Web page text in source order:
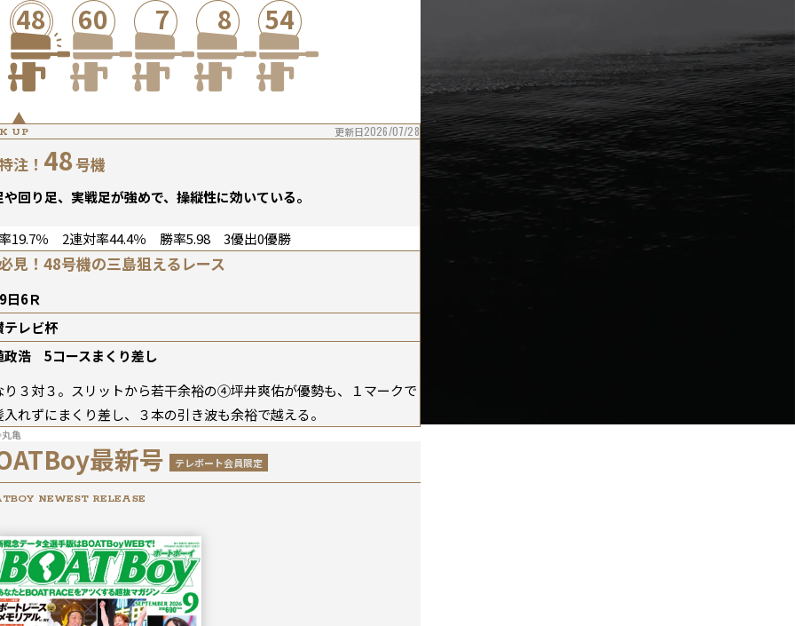
48 60 7 8 54
UP 更新日2026/07/28
注！ 48号機
や回り足、実戦足が強めで、操縦性に効いている。
19.7％ 2連対率44.4％ 勝率5.98 3優出0優勝
見！48号機の三島狙えるレース
日6Ｒ
テレビ杯
政浩 5コースまくり差し
り３対３。スリットから若干余裕の④坪井爽佑が優勢も、１マークで
入れずにまくり差し、３本の引き波も余裕で越える。
丸亀
最新号 テレボート会員限定
NEWEST RELEASE
2026年